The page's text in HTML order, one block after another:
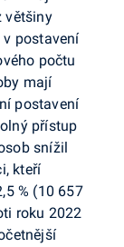
většiny
v postavení
počtu
mají
postavení
přístup
snížil
kteří
% (10 657
roku 2022